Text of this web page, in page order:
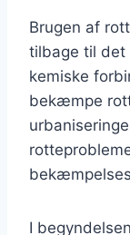
Brugen af
tilbage til det
kemiske
bekæmpe
I